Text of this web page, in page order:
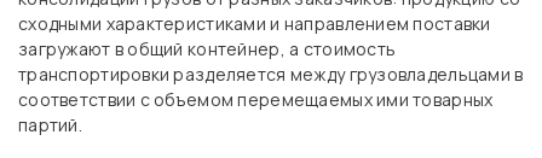
сходными характеристиками и направлением поставки
загружают в общий контейнер, а стоимость
транспортировки разделяется между грузовладельцами в
соответствии с объемом перемещаемых ими товарных
партий.